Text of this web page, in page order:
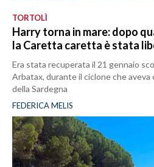
TORTOLÌ
Harry torna in mare: dopo
la Caretta caretta è stata
Era stata recuperata il 21 gennaio
Arbatax, durante il ciclone che
della Sardegna
FEDERICA MELIS